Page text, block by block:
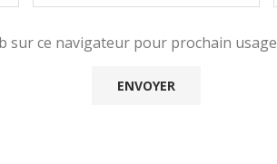
sur ce navigateur pour prochain usage